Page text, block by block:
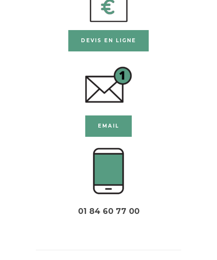
DEVIS EN LIGNE
EMAIL
01 84 60 77 00